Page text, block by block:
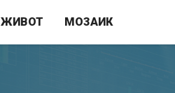
ЖИВОТ МОЗАИК